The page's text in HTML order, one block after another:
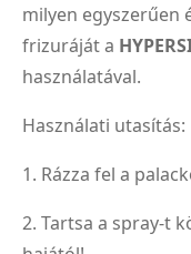
milyen egyszerűen
frizuráját a
használatával.
Használati utasítás:
1. Rázza fel a
2. Tartsa a spray-t